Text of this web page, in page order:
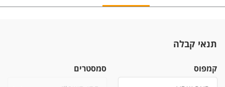
תנאי קבלה
קמפוס סמסטרים